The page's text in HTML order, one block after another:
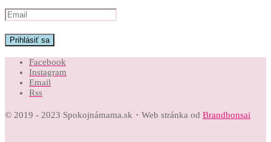
Facebook
Instagram
Email
Rss
© 2019 - 2023 Spokojnámama.sk・Web stránka od Brandbonsai